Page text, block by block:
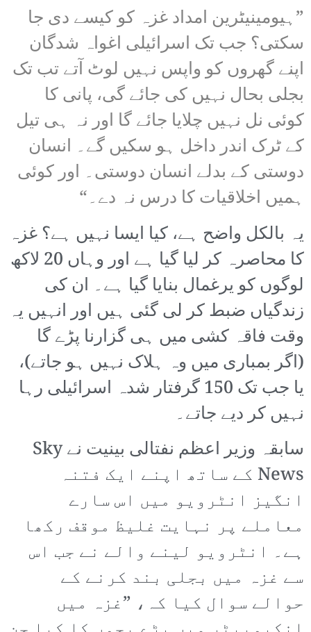
”ہیومینیٹرین امداد غزہ کو کیسے دی جا
سکتی؟ جب تک اسرائیلی اغواہ شدگان
اپنے گھروں کو واپس نہیں لوٹ آتے تب تک
بجلی بحال نہیں کی جائے گی، پانی کا
کوئی نل نہیں چلایا جائے گا اور نہ ہی تیل
کے ٹرک اندر داخل ہو سکیں گے۔ انسان
دوستی کے بدلے انسان دوستی۔ اور کوئی
ہمیں اخلاقیات کا درس نہ دے۔“
یہ بالکل واضح ہے، کیا ایسا نہیں ہے؟ غزہ
کا محاصرہ کر لیا گیا ہے اور وہاں 20 لاکھ
لوگوں کو یرغمال بنایا گیا ہے۔ ان کی
زندگیاں ضبط کر لی گئی ہیں اور انہیں یہ
وقت فاقہ کشی میں ہی گزارنا پڑے گا
(اگر بمباری میں وہ ہلاک نہیں ہو جاتے)،
یا جب تک 150 گرفتار شدہ اسرائیلی رہا
نہیں کر دیے جاتے۔
سابقہ وزیر اعظم نفتالی بینیت نے Sky
News کے ساتھ اپنے ایک فتنہ
انگیز انٹرویو میں اس سارے
معاملے پر نہایت غلیظ موقف رکھا
ہے۔ انٹرویو لینے والے نے جب اس
سے غزہ میں بجلی بند کرنے کے
حوالے سوال کیا کہ، ”غزہ میں